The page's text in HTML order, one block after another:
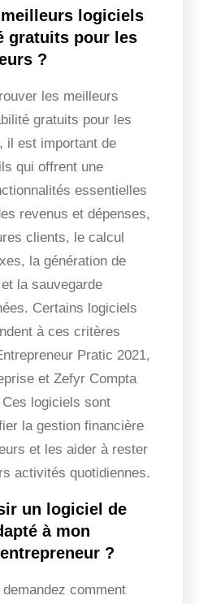
logiciels
gratuits pour les
?
les meilleurs
gratuits pour les
il est important de
qui offrent une
essentielles
revenus et dépenses,
clients, le calcul
la génération de
la sauvegarde
Certains logiciels
à ces critères
Pratic 2021,
et Zefyr Compta
logiciels sont
la gestion financière
et les aider à rester
activités quotidiennes.
un logiciel de
à mon
?
comment